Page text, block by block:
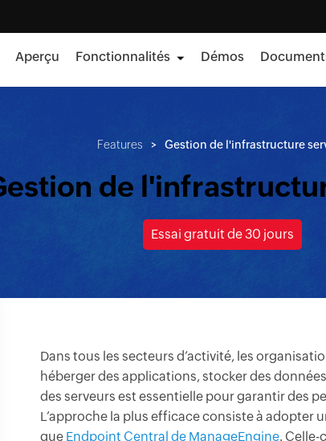
Aperçu Fonctionnalités Démos
Features > Gestion de l'infrastructure
de
Essai gratuit de 30 jours
Dans tous les secteurs d’activité, les
héberger des applications, stocker des
des serveurs est essentielle pour garantir des
L’approche la plus efficace consiste à adopter
que Endpoint Central de ManageEngine. Celle-